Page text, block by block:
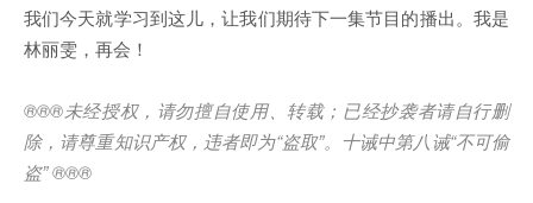
我们今天就学习到这儿，让我们期待下一集节目的播出。我是
林丽雯，再会！
®®®未经授权，请勿擅自使用、转载；已经抄袭者请自行删
除，请尊重知识产权，违者即为“盗取”。十诫中第八诫“不可偷
盗” ®®®